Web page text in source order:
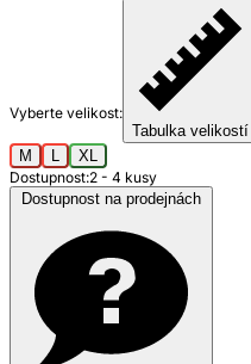
Vyberte velikost:
Tabulka velikostí
M
L
XL
Dostupnost:2 - 4 kusy